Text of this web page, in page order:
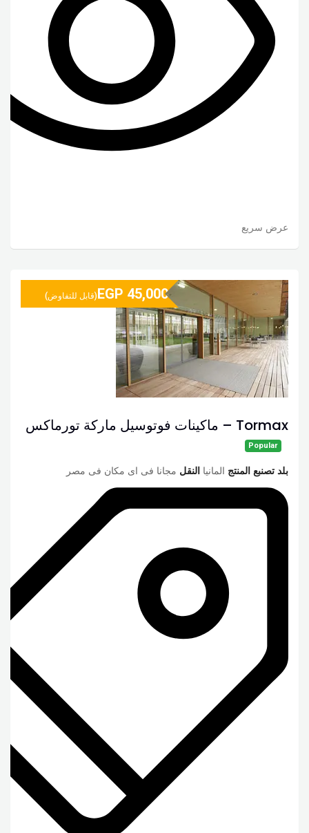
عرض سريع
Tormax – ماكينات فوتوسيل ماركة تورماكس
Popular
بلد تصنبع المنتج المانيا النقل مجانا فى اى مكان فى مصر
EGP 45,000 (قابل للتفاوض)